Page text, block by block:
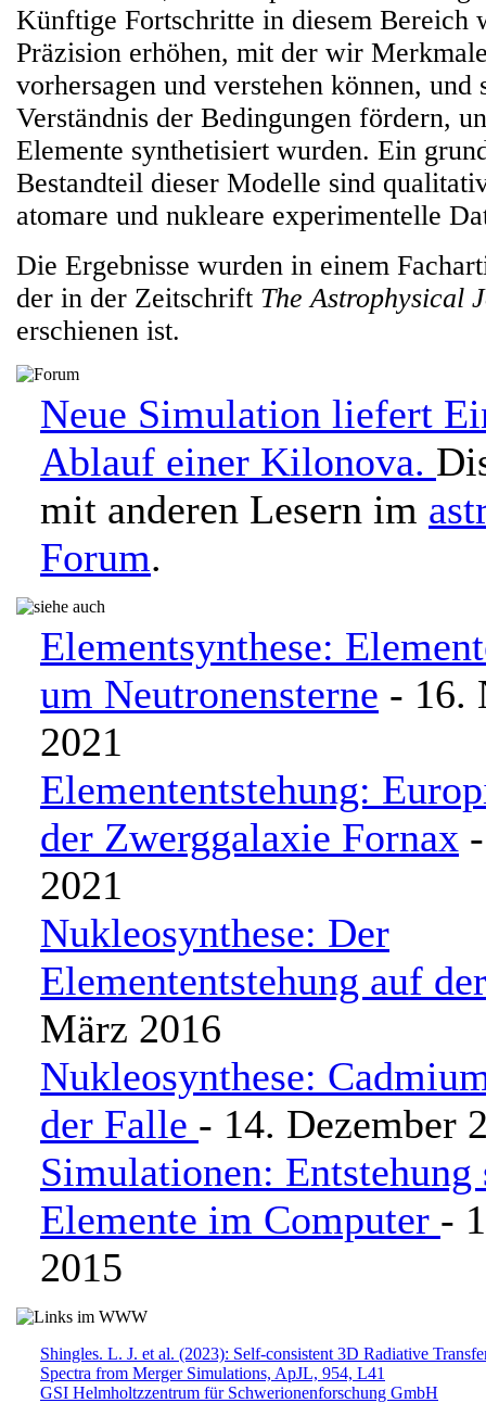
Künftige Fortschritte in diesem Bereich
Präzision erhöhen, mit der wir
vorhersagen und verstehen können, und
Verständnis der Bedingungen fördern,
Elemente synthetisiert wurden. Ein
Bestandteil dieser Modelle sind
atomare und nukleare experimentelle
Die Ergebnisse wurden in einem
der in der Zeitschrift The Astrophysical
erschienen ist.
Neue Simulation liefert
Ablauf einer Kilonova.
mit anderen Lesern im
Forum.
Elementsynthese:
um Neutronensterne - 16.
2021
Elemententstehung:
der Zwerggalaxie Fornax
2021
Nukleosynthese: Der
Elemententstehung auf
März 2016
Nukleosynthese:
der Falle - 14. Dezember
Simulationen: Entstehung
Elemente im Computer -
2015
Shingles. L. J. et al. (2023): Self-consistent 3D Radiative
Spectra from Merger Simulations, ApJL, 954, L41
GSI Helmholtzzentrum für Schwerionenforschung GmbH